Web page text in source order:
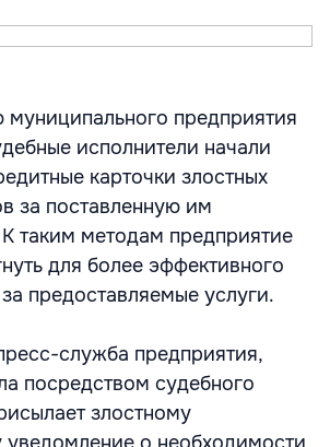
предприятия
исполнители начали
карточки злостных
за поставленную им
таким методам предприятие
для более эффективного
предоставляемые услуги.
служба предприятия,
посредством судебного
злостному